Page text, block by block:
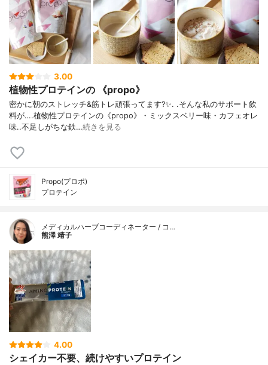
3.00
植物性プロテインの 《propo》
密かに朝のストレッチ&筋トレ頑張ってます?✨. .そんな私のサポート飲
料が….植物性プロテインの《propo》・ミックスベリー味・カフェオレ
味..不足しがちな鉄…続きを見る
Propo(プロポ)
プロテイン
メディカルハーブコーディネーター / コ…
熊澤 靖子
4.00
シェイカー不要、続けやすいプロテイン